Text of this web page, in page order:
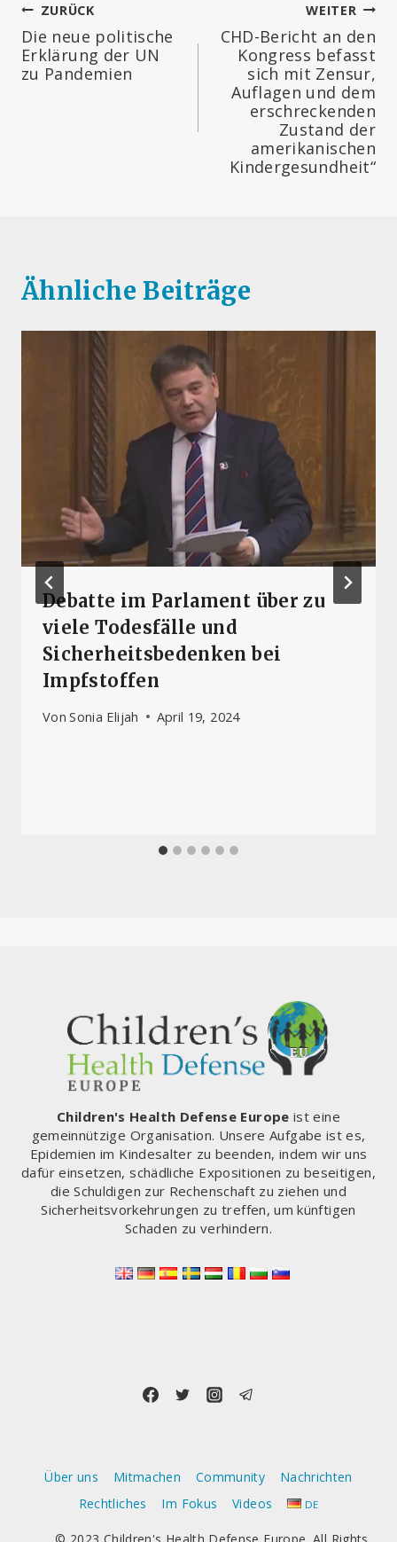
Beitragsnavigation
ZURÜCK
Die neue politische
Erklärung der UN
zu Pandemien
WEITER
CHD-Bericht an den
Kongress befasst
sich mit Zensur,
Auflagen und dem
erschreckenden
Zustand der
amerikanischen
Kindergesundheit“
Ähnliche Beiträge
Debatte im Parlament über zu
viele Todesfälle und
Sicherheitsbedenken bei
Impfstoffen
Von Sonia Elijah April 19, 2024
Children's Health Defense Europe ist eine
gemeinnützige Organisation. Unsere Aufgabe ist es,
Epidemien im Kindesalter zu beenden, indem wir uns
dafür einsetzen, schädliche Expositionen zu beseitigen,
die Schuldigen zur Rechenschaft zu ziehen und
Sicherheitsvorkehrungen zu treffen, um künftigen
Schaden zu verhindern.
Über uns Mitmachen Community
Nachrichten
Rechtliches
Im Fokus Videos DE